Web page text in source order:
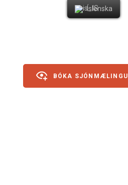
BÓKA SJÓNMÆLINGU
Íslenska